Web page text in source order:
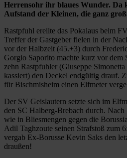
Herrensohr ihr blaues Wunder. Da
Aufstand der Kleinen, die ganz
Rastpfuhl ereilte das Pokalaus beim
Treffer der Gastgeber fielen in der
vor der Halbzeit (45.+3) durch
Gorgio Saporito machte kurz vor dem
zehn Rastpfuhler (Giuseppe
kassiert) den Deckel endgültig drauf.
für Bischmisheim einen Elfmeter
Der SV Geislautern setzte sich im
den SC Halberg-Brebach durch. Nach
wie in Bliesmengen gegen die
Adil Taghzoute seinen Strafstoß zum
vergab Ex-Borusse Kevin Saks den
draußen!